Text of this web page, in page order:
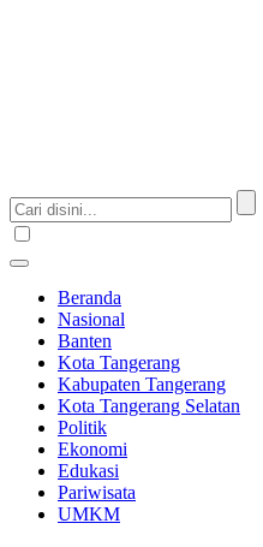
Beranda
Nasional
Banten
Kota Tangerang
Kabupaten Tangerang
Kota Tangerang Selatan
Politik
Ekonomi
Edukasi
Pariwisata
UMKM